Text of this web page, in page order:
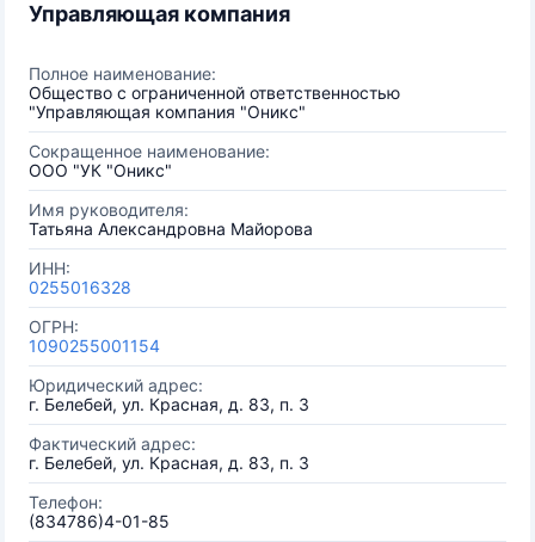
Управляющая компания
Полное наименование:
Общество с ограниченной ответственностью
"Управляющая компания "Оникс"
Сокращенное наименование:
ООО "УК "Оникс"
Имя руководителя:
Татьяна Александровна Майорова
ИНН:
0255016328
ОГРН:
1090255001154
Юридический адрес:
г. Белебей, ул. Красная, д. 83, п. 3
Фактический адрес:
г. Белебей, ул. Красная, д. 83, п. 3
Телефон:
(834786)4-01-85